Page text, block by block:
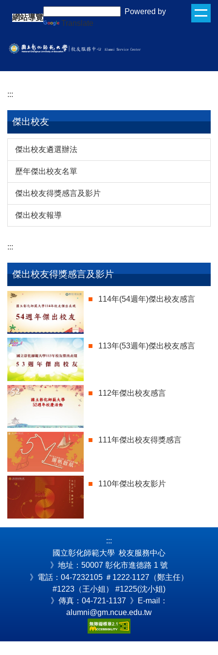
要
內
網站導覽
Powered by
Translate
:::
傑出校友
傑出校友遴選辦法
歷年傑出校友名單
傑出校友得獎感言及影片
傑出校友報導
:::
傑出校友得獎感言及影片
114年(54週年)傑出校友感言
113年(53週年)傑出校友感言
112年傑出校友感言
111年傑出校友得獎感言
110年傑出校友影片
:::
國立彰化師範大學 校友服務中心
》地址：50007 彰化市進德路 1 號
》電話：04-7232105 ＃1222‧1127（鄭主任）
#1223（王小姐） #1225(沈小姐)
》傳真：04-721-1137 》E-mail：
alumni@gm.ncue.edu.tw